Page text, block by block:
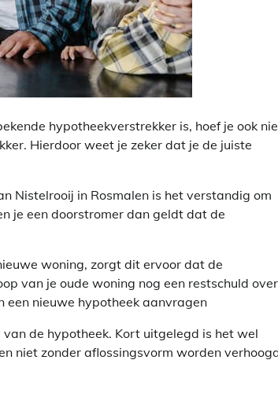
hypotheekverstrekker is, hoef je ook
Hierdoor weet je zeker dat je de juiste
Nistelrooij in Rosmalen is het verstandig om
je een doorstromer dan geldt dat de
woning, zorgt dit ervoor dat de
van je oude woning nog een restschuld
een nieuwe hypotheek aanvragen
de hypotheek. Kort uitgelegd is het wel
niet zonder aflossingsvorm worden